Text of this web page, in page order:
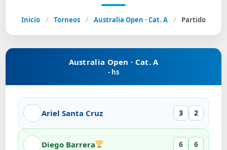
Inicio / Torneos / Australia Open · Cat. A / Partido
Australia Open · Cat. A
- hs
Ariel Santa Cruz 3 2
Diego Barrera 6 6